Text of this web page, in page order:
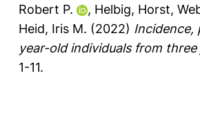
Robert P.
, Helbig, Horst,
Heid, Iris M. (2022) Incidence,
year-old individuals from
1-11.